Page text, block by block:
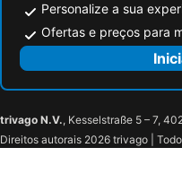
Personalize a sua
Ofertas e preços para
trivago N.V., Kesselstraße 5 – 7,
Direitos autorais 2026 trivago |